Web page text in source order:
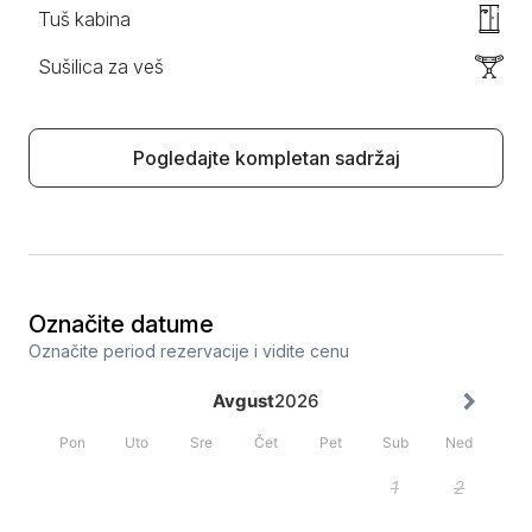
Tuš kabina
Sušilica za veš
Pogledajte kompletan sadržaj
Označite datume
Označite period rezervacije i vidite cenu